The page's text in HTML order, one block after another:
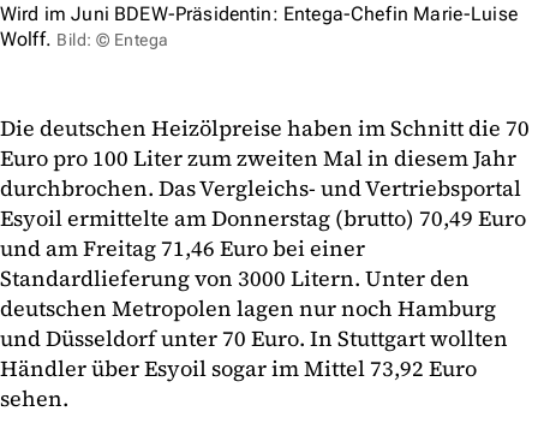
Wird im Juni BDEW-Präsidentin: Entega-Chefin Marie-Luise
Wolff. Bild: © Entega
Die deutschen Heizölpreise haben im Schnitt die 70
Euro pro 100 Liter zum zweiten Mal in diesem Jahr
durchbrochen. Das Vergleichs- und Vertriebsportal
Esyoil ermittelte am Donnerstag (brutto) 70,49 Euro
und am Freitag 71,46 Euro bei einer
Standardlieferung von 3000 Litern. Unter den
deutschen Metropolen lagen nur noch Hamburg
und Düsseldorf unter 70 Euro. In Stuttgart wollten
Händler über Esyoil sogar im Mittel 73,92 Euro
sehen.